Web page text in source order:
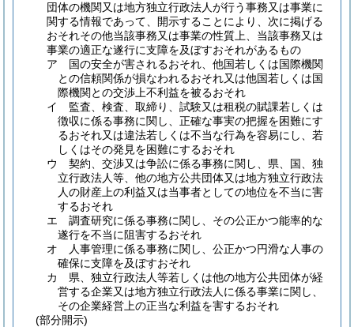
団体の機関又は地方独立行政法人が行う事務又は事業に
関する情報であって、開示することにより、次に掲げる
おそれその他当該事務又は事業の性質上、当該事務又は
事業の適正な遂行に支障を及ぼすおそれがあるもの
ア
国の安全が害されるおそれ、他国若しくは国際機関
との信頼関係が損なわれるおそれ又は他国若しくは国
際機関との交渉上不利益を被るおそれ
イ
監査、検査、取締り、試験又は租税の賦課若しくは
徴収に係る事務に関し、正確な事実の把握を困難にす
るおそれ又は違法若しくは不当な行為を容易にし、若
しくはその発見を困難にするおそれ
ウ
契約、交渉又は争訟に係る事務に関し、県、国、独
立行政法人等、他の地方公共団体又は地方独立行政法
人の財産上の利益又は当事者としての地位を不当に害
するおそれ
エ
調査研究に係る事務に関し、その公正かつ能率的な
遂行を不当に阻害するおそれ
オ
人事管理に係る事務に関し、公正かつ円滑な人事の
確保に支障を及ぼすおそれ
カ
県、独立行政法人等若しくは他の地方公共団体が経
営する企業又は地方独立行政法人に係る事業に関し、
その企業経営上の正当な利益を害するおそれ
(部分開示)